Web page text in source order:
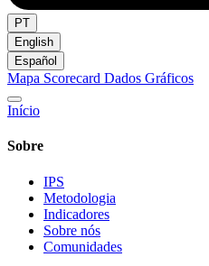
PT
English
Español
Mapa Scorecard Dados Gráficos
Início
Sobre
IPS
Metodologia
Indicadores
Sobre nós
Comunidades